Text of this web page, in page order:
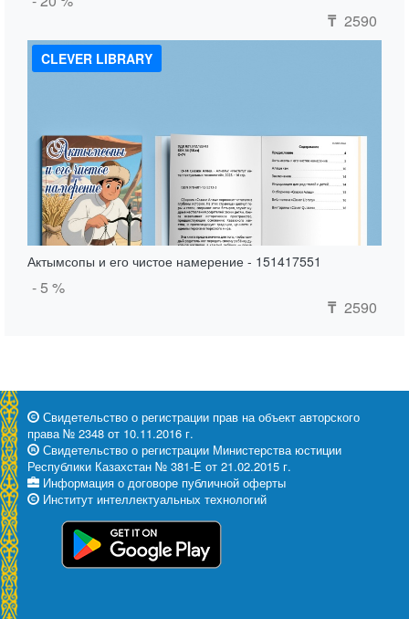
₸ 2590
CLEVER LIBRARY
Актымсопы и его чистое намерение - 151417551
- 5 %
₸ 2590
Свидетельство о регистрации прав на объект авторского
права № 2348 от 10.11.2016 г.
Свидетельство о регистрации Министерства юстиции
Республики Казахстан № 381-Е от 21.02.2015 г.
Информация о договоре публичной оферты
Институт интеллектуальных технологий